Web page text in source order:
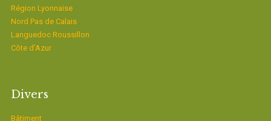
Région Lyonnaise
Nord Pas de Calais
Languedoc Roussillon
Côte d’Azur
Divers
Bâtiment